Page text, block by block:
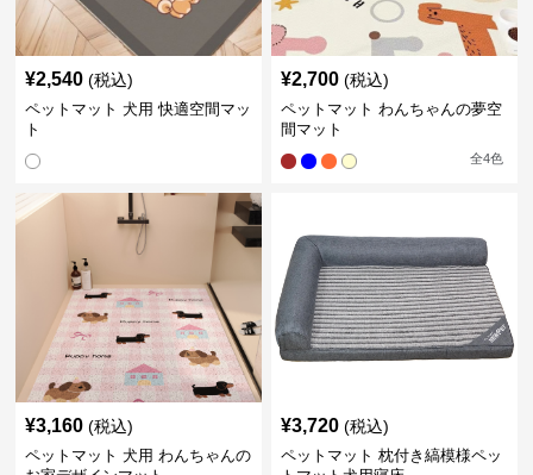
¥2,540 (税込)
ペットマット 犬用 快適空間マッ
ト
¥2,700 (税込)
ペットマット わんちゃんの夢空
間マット
全4色
¥3,160 (税込)
ペットマット 犬用 わんちゃんの
¥3,720 (税込)
ペットマット 枕付き縞模様ペッ